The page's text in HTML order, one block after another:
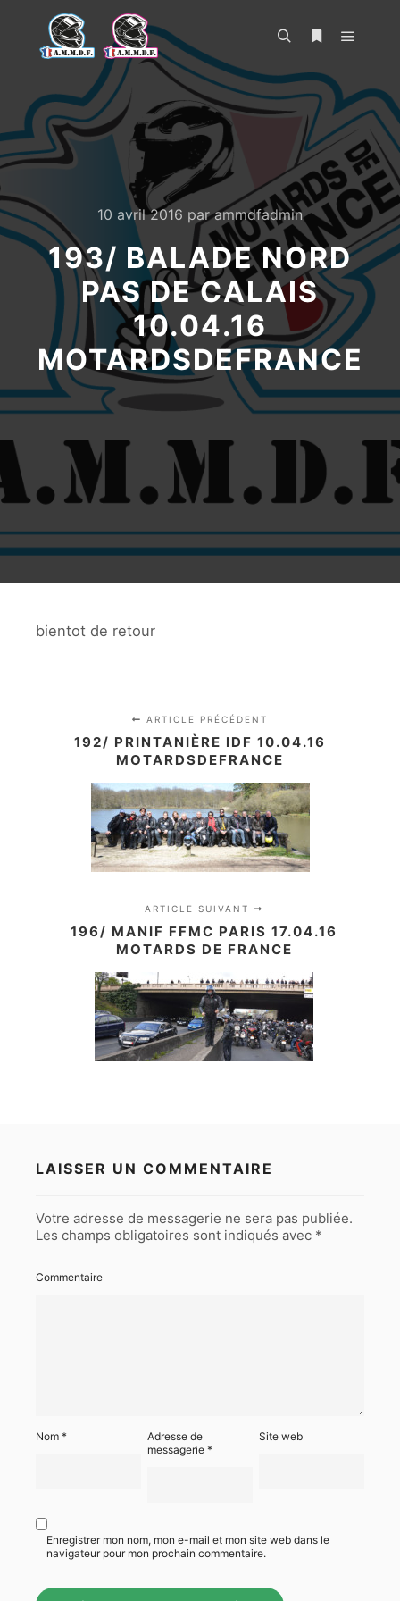
10 avril 2016 parammdfadmin
193/ BALADE NORD
PAS DE CALAIS
10.04.16
MOTARDSDEFRANCE
bientot de retour
ARTICLE PRÉCÉDENT
192/ PRINTANIÈRE IDF 10.04.16
MOTARDSDEFRANCE
ARTICLE SUIVANT
196/ MANIF FFMC PARIS 17.04.16
MOTARDS DE FRANCE
LAISSER UN COMMENTAIRE
Votre adresse de messagerie ne sera pas publiée.
Les champs obligatoires sont indiqués avec *
Commentaire
Nom *
Adresse de
messagerie*
Site web
Enregistrer mon nom, mon e-mail et mon site web dans le
navigateur pour mon prochain commentaire.